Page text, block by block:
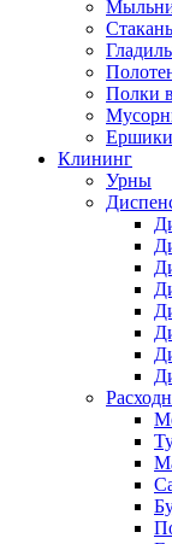
Полки
Ершики
Клининг
Урны